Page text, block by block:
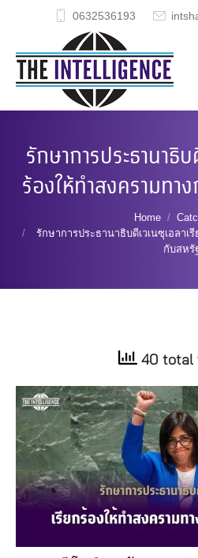
0632536193
รักษาการประธานาธิบ
ร้องให้ทำสงครามทา
Home
รักษาการประธานาธิบดีเวเนซุเอลา
กับสหรั
40 total